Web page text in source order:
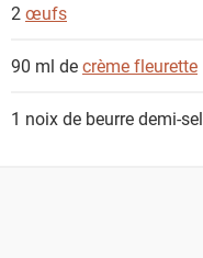
i
t
2 œufs
90 ml decrème fleurette
1 noix de beurre demi-sel